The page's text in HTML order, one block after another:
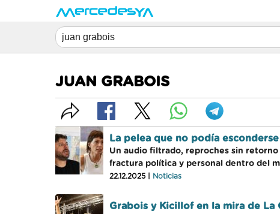
JUAN GRABOIS
La pelea que no podía
Un audio filtrado, reproches sin
fractura política y personal dentro del
22.12.2025 | Noticias
Grabois y Kicillof en la mira de La